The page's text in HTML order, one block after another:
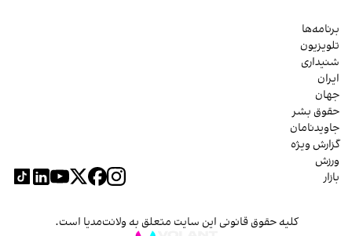
برنامه‌ها
تلویزیون
شنیداری
ایران
جهان
حقوق بشر
جاویدنامان
گزارش ویژه
ورزش
بازار
کلیه حقوق قانونی این سایت متعلق به ولانت‌مدیا است.